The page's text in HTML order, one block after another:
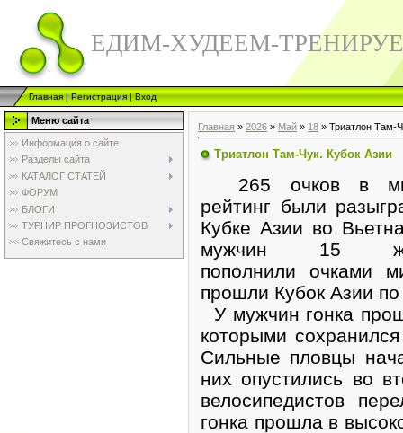
ЕДИМ-ХУДЕЕМ-
Главная|Регистрация|Вход
Меню сайта
Информация о сайте
Разделы сайта
КАТАЛОГ СТАТЕЙ
ФОРУМ
БЛОГИ
ТУРНИР ПРОГНОЗИСТОВ
Свяжитесь с нами
Главная » 2026 » Май » 18 » Триатлон Там-
Триатлон Там-Чук. Кубок Азии
265 очков в
рейтинг были
Кубке Азии во
мужчин 15
пополнили очками
прошли Кубок Азии по
У мужчин гонка
которыми
Сильные пловцы
них опустились во
велосипедистов
гонка прошла в